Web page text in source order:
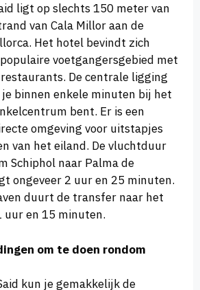
ligt op slechts 150 meter van
van Cala Millor aan de
Het hotel bevindt zich
voetgangersgebied met
De centrale ligging
binnen enkele minuten bij het
bent. Er is een
omgeving voor uitstapjes
van het eiland. De vluchtduur
Schiphol naar Palma de
ongeveer 2 uur en 25 minuten.
duurt de transfer naar het
uur en 15 minuten.
om te doen rondom
kun je gemakkelijk de